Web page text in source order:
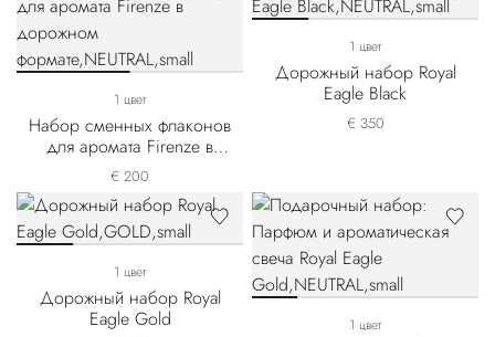
1 цвет
Набор сменных флаконов
для аромата Firenze в
дорожном формате
€ 200
1 цвет
Дорожный набор Royal
Eagle Black
€ 350
1 цвет
Дорожный набор Royal
Eagle Gold
1 цвет